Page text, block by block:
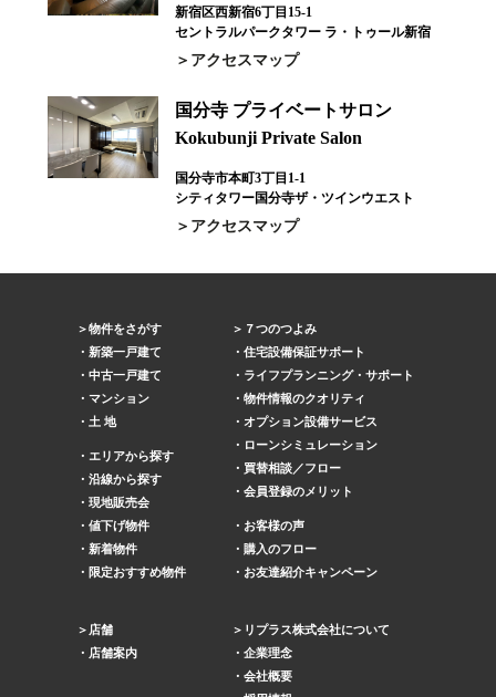
新宿区西新宿6丁目15-1
セントラルパークタワー ラ・トゥール新宿
アクセスマップ
国分寺 プライベートサロン
Kokubunji Private Salon
国分寺市本町3丁目1-1
シティタワー国分寺ザ・ツインウエスト
アクセスマップ
物件をさがす
新築一戸建て
中古一戸建て
マンション
土 地
エリアから探す
沿線から探す
現地販売会
値下げ物件
新着物件
限定おすすめ物件
７つのつよみ
住宅設備保証サポート
ライフプランニング・サポート
物件情報のクオリティ
オプション設備サービス
ローンシミュレーション
買替相談／フロー
会員登録のメリット
お客様の声
購入のフロー
お友達紹介キャンペーン
店舗
店舗案内
リプラス株式会社について
企業理念
会社概要